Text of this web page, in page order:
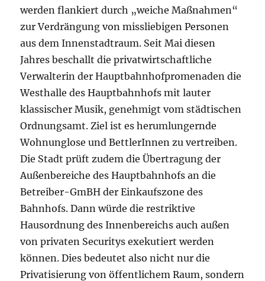
werden flankiert durch „weiche Maßnahmen“
zur Verdrängung von missliebigen Personen
aus dem Innenstadtraum. Seit Mai diesen
Jahres beschallt die privatwirtschaftliche
Verwalterin der Hauptbahnhofpromenaden die
Westhalle des Hauptbahnhofs mit lauter
klassischer Musik, genehmigt vom städtischen
Ordnungsamt. Ziel ist es herumlungernde
Wohnunglose und BettlerInnen zu vertreiben.
Die Stadt prüft zudem die Übertragung der
Außenbereiche des Hauptbahnhofs an die
Betreiber-GmBH der Einkaufszone des
Bahnhofs. Dann würde die restriktive
Hausordnung des Innenbereichs auch außen
von privaten Securitys exekutiert werden
können. Dies bedeutet also nicht nur die
Privatisierung von öffentlichem Raum, sondern